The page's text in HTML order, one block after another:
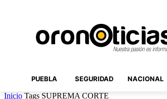
PUEBLA SEGURIDAD NACIONAL
Inicio Tags SUPREMA CORTE